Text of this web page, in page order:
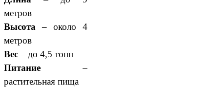
метров
Высота – около 4
метров
Вес– до 4,5 тонн
Питание –
растительная пища